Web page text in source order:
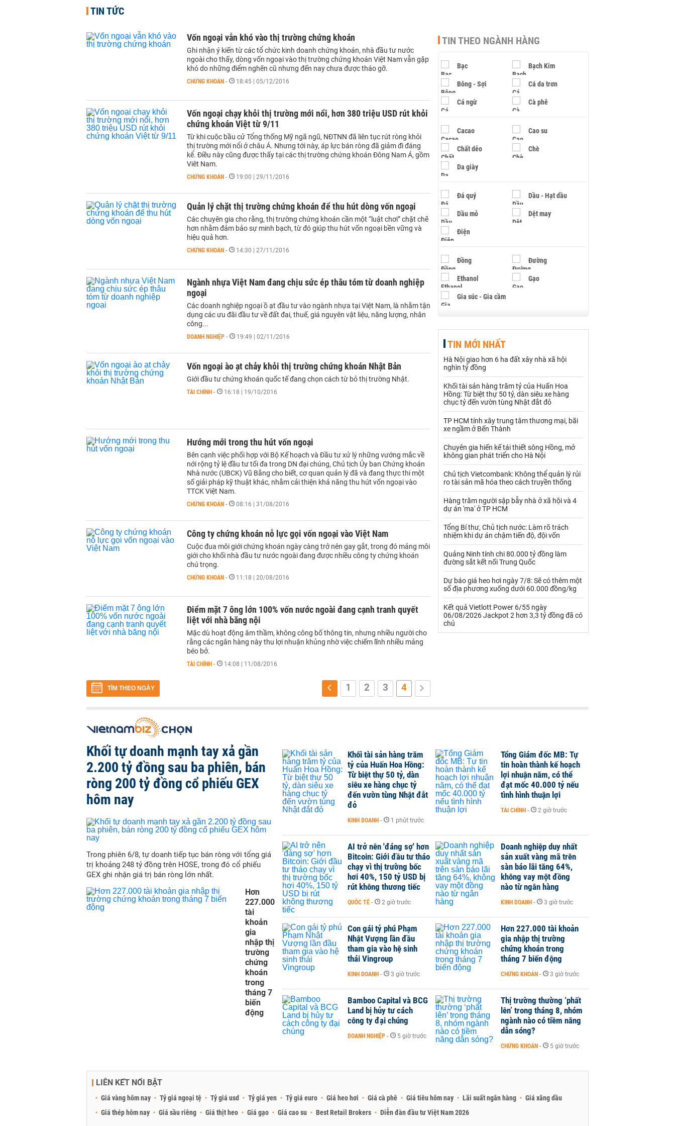
TIN TỨC
Vốn ngoại vẫn khó vào thị trường chứng khoán
Ghi nhận ý kiến từ các tổ chức kinh doanh chứng khoán, nhà đầu tư nước
ngoài cho thấy, dòng vốn ngoại vào thị trường chứng khoán Việt Nam vẫn gặp
khó do những điểm nghẽn cũ nhưng đến nay chưa được tháo gỡ.
CHỨNG KHOÁN - 18:45 | 05/12/2016
Vốn ngoại chạy khỏi thị trường mới nổi, hơn 380 triệu USD rút khỏi
chứng khoán Việt từ 9/11
Từ khi cuộc bầu cử Tổng thống Mỹ ngã ngũ, NĐTNN đã liên tục rút ròng khỏi
thị trường mới nổi ở châu Á. Nhưng tới này, áp lực bán ròng đã giảm đi đáng
kể. Điều này cũng được thấy tại các thị trường chứng khoán Đông Nam Á, gồm
Viêt Nam.
CHỨNG KHOÁN - 19:00 | 29/11/2016
Quản lý chặt thị trường chứng khoán để thu hút dòng vốn ngoại
Các chuyên gia cho rằng, thị trường chứng khoán cần một “luật chơi” chặt chẽ
hơn nhằm đảm bảo sự minh bạch, từ đó giúp thu hút vốn ngoại bền vững và
hiệu quả hơn.
CHỨNG KHOÁN - 14:30 | 27/11/2016
Ngành nhựa Việt Nam đang chịu sức ép thâu tóm từ doanh nghiệp
ngoại
Các doanh nghiệp ngoại ồ ạt đầu tư vào ngành nhựa tại Việt Nam, là nhằm tận
dụng các ưu đãi đầu tư về đất đai, thuế, giá nguyên vật liệu, năng lượng, nhân
công...
DOANH NGHIỆP - 19:49 | 02/11/2016
Vốn ngoại ào ạt chảy khỏi thị trường chứng khoán Nhật Bản
Giới đầu tư chứng khoán quốc tế đang chọn cách từ bỏ thị trường Nhật.
TÀI CHÍNH - 16:18 | 19/10/2016
Hướng mới trong thu hút vốn ngoại
Bên cạnh việc phối hợp với Bộ Kế hoạch và Đầu tư xử lý những vướng mắc về
nới rộng tỷ lệ đầu tư tối đa trong DN đại chúng, Chủ tịch Ủy ban Chứng khoán
Nhà nước (UBCK) Vũ Bằng cho biết, cơ quan quản lý đã và đang thực thi một
số giải pháp kỹ thuật khác, nhằm cải thiện khả năng thu hút vốn ngoại vào
TTCK Việt Nam.
CHỨNG KHOÁN - 08:16 | 31/08/2016
Công ty chứng khoán nỗ lực gọi vốn ngoại vào Việt Nam
Cuộc đua môi giới chứng khoán ngày càng trở nên gay gắt, trong đó mảng môi
giới cho khối nhà đầu tư nước ngoài đang được nhiều công ty chứng khoán
chú trọng.
CHỨNG KHOÁN - 11:18 | 20/08/2016
Điểm mặt 7 ông lớn 100% vốn nước ngoài đang cạnh tranh quyết
liệt với nhà băng nội
Mặc dù hoạt động âm thầm, không công bố thông tin, nhưng nhiều người cho
rằng các ngân hàng này thu lợi nhuận khủng nhờ việc chiếm lĩnh nhiều mảng
béo bở.
TÀI CHÍNH - 14:08 | 11/08/2016
TÌM THEO NGÀY 1 2 3 4
TIN THEO NGÀNH HÀNG
Bạc Bạch Kim
Bông - Sợi Cá da trơn
Cá ngừ Cà phê
Cacao Cao su
Chất dẻo Chè
Da giày
Đá quý Dầu - Hạt dầu
Dầu mỏ Dệt may
Điện
Đồng Đường
Ethanol Gạo
Gia súc - Gia cầm
Hạt điều
Khí đốt
Kim loại khác Mắc ca
Muối
Nhựa - Hạt nhựa
Palladium Phân bón
Rau - Củ -Quả Sắt thép
Sữa
Than Thức ăn chăn nuôi
Thủy hải sản khác Tôm
Vàng
VLXD khác Xăng dầu
Xi măng - Clynker
TIN MỚI NHẤT
Hà Nội giao hơn 6 ha đất xây nhà xã hội
nghìn tỷ đồng
Khối tài sản hàng trăm tỷ của Huấn Hoa
Hồng: Từ biệt thự 50 tỷ, dàn siêu xe hàng
chục tỷ đến vườn tùng Nhật đắt đỏ
TP HCM tính xây trung tâm thương mại, bãi
xe ngầm ở Bến Thành
Chuyên gia hiến kế tái thiết sông Hồng, mở
không gian phát triển cho Hà Nội
Chủ tịch Vietcombank: Không thể quản lý rủi
ro tài sản mã hóa theo cách truyền thống
Hàng trăm người sập bẫy nhà ở xã hội và 4
dự án 'ma' ở TP HCM
Tổng Bí thư, Chủ tịch nước: Làm rõ trách
nhiệm khi dự án chậm tiến độ, đội vốn
Quảng Ninh tính chi 80.000 tỷ đồng làm
đường sắt kết nối Trung Quốc
Dự báo giá heo hơi ngày 7/8: Sẽ có thêm một
số địa phương xuống dưới 60.000 đồng/kg
Kết quả Vietlott Power 6/55 ngày
06/08/2026 Jackpot 2 hơn 3,3 tỷ đồng đã có
chủ
Khối tự doanh mạnh tay xả gần
2.200 tỷ đồng sau ba phiên, bán
ròng 200 tỷ đồng cổ phiếu GEX
hôm nay
Trong phiên 6/8, tự doanh tiếp tục bán ròng với tổng giá
trị khoảng 248 tỷ đồng trên HOSE, trong đó cổ phiếu
GEX ghi nhận giá trị bán ròng lớn nhất.
Hơn
227.000
tài
khoản
gia
nhập thị
trường
chứng
khoán
trong
tháng 7
biến
động
Khối tài sản hàng trăm
tỷ của Huấn Hoa Hồng:
Từ biệt thự 50 tỷ, dàn
siêu xe hàng chục tỷ
đến vườn tùng Nhật đắt
đỏ
KINH DOANH - 1 phút trước
Tổng Giám đốc MB: Tự
tin hoàn thành kế hoạch
lợi nhuận năm, có thể
đạt mốc 40.000 tỷ nếu
tình hình thuận lợi
TÀI CHÍNH - 2 giờ trước
AI trở nên 'đáng sợ' hơn
Bitcoin: Giới đầu tư tháo
chạy vì thị trường bốc
hơi 40%, 150 tỷ USD bị
rút không thương tiếc
QUỐC TẾ - 2 giờ trước
Doanh nghiệp duy nhất
sản xuất vàng mã trên
sàn báo lãi tăng 64%,
không vay một đồng
nào từ ngân hàng
KINH DOANH - 3 giờ trước
Con gái tỷ phú Phạm
Nhật Vượng lần đầu
tham gia vào hệ sinh
thái Vingroup
KINH DOANH - 3 giờ trước
Hơn 227.000 tài khoản
gia nhập thị trường
chứng khoán trong
tháng 7 biến động
CHỨNG KHOÁN - 3 giờ trước
Bamboo Capital và BCG
Land bị hủy tư cách
công ty đại chúng
DOANH NGHIỆP - 5 giờ trước
Thị trường thường ‘phất
lên’ trong tháng 8, nhóm
ngành nào có tiềm năng
dẫn sóng?
CHỨNG KHOÁN - 5 giờ trước
LIÊN KẾT NỔI BẬT
Giá vàng hôm nay Tỷ giá ngoại tệ Tỷ giá usd Tỷ giá yen Tỷ giá euro Giá heo hơi Giá cà phê Giá tiêu hôm nay Lãi suất ngân hàng
Giá xăng dầu
Giá thép hôm nay
Giá sầu riêng Giá thịt heo Giá gạo Giá cao su Best Retail Brokers Diễn đàn đầu tư Việt Nam 2026